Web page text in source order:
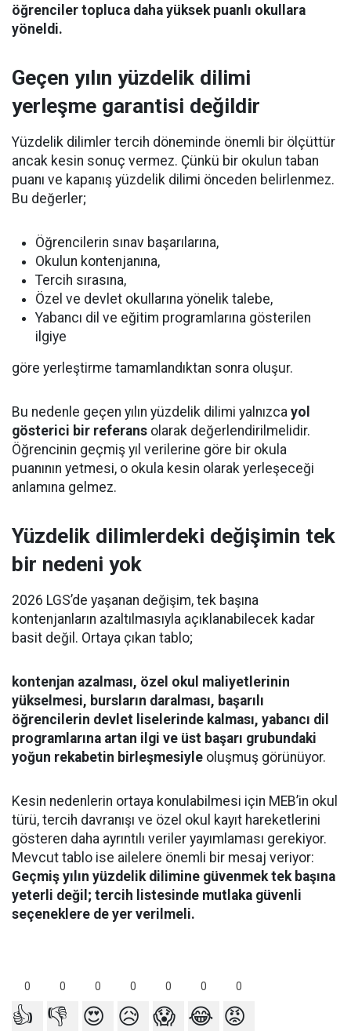
öğrenciler topluca daha yüksek puanlı okullara
yöneldi.
Geçen yılın yüzdelik dilimi
yerleşme garantisi değildir
Yüzdelik dilimler tercih döneminde önemli bir ölçüttür
ancak kesin sonuç vermez. Çünkü bir okulun taban
puanı ve kapanış yüzdelik dilimi önceden belirlenmez.
Bu değerler;
Öğrencilerin sınav başarılarına,
Okulun kontenjanına,
Tercih sırasına,
Özel ve devlet okullarına yönelik talebe,
Yabancı dil ve eğitim programlarına gösterilen
ilgiye
göre yerleştirme tamamlandıktan sonra oluşur.
Bu nedenle geçen yılın yüzdelik dilimi yalnızca yol
gösterici bir referans olarak değerlendirilmelidir.
Öğrencinin geçmiş yıl verilerine göre bir okula
puanının yetmesi, o okula kesin olarak yerleşeceği
anlamına gelmez.
Yüzdelik dilimlerdeki değişimin tek
bir nedeni yok
2026 LGS’de yaşanan değişim, tek başına
kontenjanların azaltılmasıyla açıklanabilecek kadar
basit değil. Ortaya çıkan tablo;
kontenjan azalması, özel okul maliyetlerinin
yükselmesi, bursların daralması, başarılı
öğrencilerin devlet liselerinde kalması, yabancı dil
programlarına artan ilgi ve üst başarı grubundaki
yoğun rekabetin birleşmesiyle oluşmuş görünüyor.
Kesin nedenlerin ortaya konulabilmesi için MEB’in okul
türü, tercih davranışı ve özel okul kayıt hareketlerini
gösteren daha ayrıntılı veriler yayımlaması gerekiyor.
Mevcut tablo ise ailelere önemli bir mesaj veriyor:
Geçmiş yılın yüzdelik dilimine güvenmek tek başına
yeterli değil; tercih listesinde mutlaka güvenli
seçeneklere de yer verilmeli.
0 0 0 0 0 0 0
👍 👎 😍 😥 😱 😂 😡